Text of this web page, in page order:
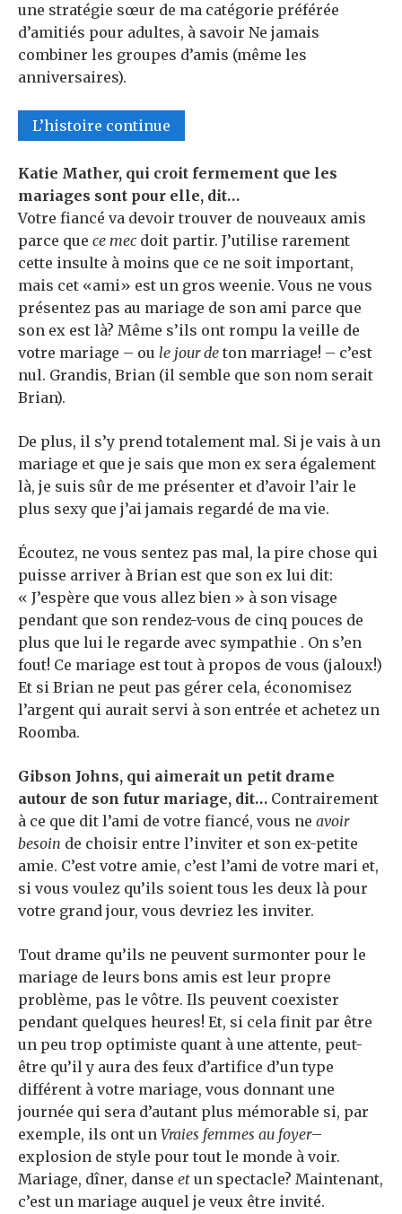
une stratégie sœur de ma catégorie préférée
d’amitiés pour adultes, à savoir Ne jamais
combiner les groupes d’amis (même les
anniversaires).
L’histoire continue
Katie Mather, qui croit fermement que les
mariages sont pour elle, dit…
Votre fiancé va devoir trouver de nouveaux amis
parce que ce mec doit partir. J’utilise rarement
cette insulte à moins que ce ne soit important,
mais cet «ami» est un gros weenie. Vous ne vous
présentez pas au mariage de son ami parce que
son ex est là? Même s’ils ont rompu la veille de
votre mariage – ou le jour de ton marriage! – c’est
nul. Grandis, Brian (il semble que son nom serait
Brian).
De plus, il s’y prend totalement mal. Si je vais à un
mariage et que je sais que mon ex sera également
là, je suis sûr de me présenter et d’avoir l’air le
plus sexy que j’ai jamais regardé de ma vie.
Écoutez, ne vous sentez pas mal, la pire chose qui
puisse arriver à Brian est que son ex lui dit:
« J’espère que vous allez bien » à son visage
pendant que son rendez-vous de cinq pouces de
plus que lui le regarde avec sympathie . On s’en
fout! Ce mariage est tout à propos de vous (jaloux!)
Et si Brian ne peut pas gérer cela, économisez
l’argent qui aurait servi à son entrée et achetez un
Roomba.
Gibson Johns, qui aimerait un petit drame
autour de son futur mariage, dit… Contrairement
à ce que dit l’ami de votre fiancé, vous ne avoir
besoin de choisir entre l’inviter et son ex-petite
amie. C’est votre amie, c’est l’ami de votre mari et,
si vous voulez qu’ils soient tous les deux là pour
votre grand jour, vous devriez les inviter.
Tout drame qu’ils ne peuvent surmonter pour le
mariage de leurs bons amis est leur propre
problème, pas le vôtre. Ils peuvent coexister
pendant quelques heures! Et, si cela finit par être
un peu trop optimiste quant à une attente, peut-
être qu’il y aura des feux d’artifice d’un type
différent à votre mariage, vous donnant une
journée qui sera d’autant plus mémorable si, par
exemple, ils ont un Vraies femmes au foyer–
explosion de style pour tout le monde à voir.
Mariage, dîner, danse et un spectacle? Maintenant,
c’est un mariage auquel je veux être invité.